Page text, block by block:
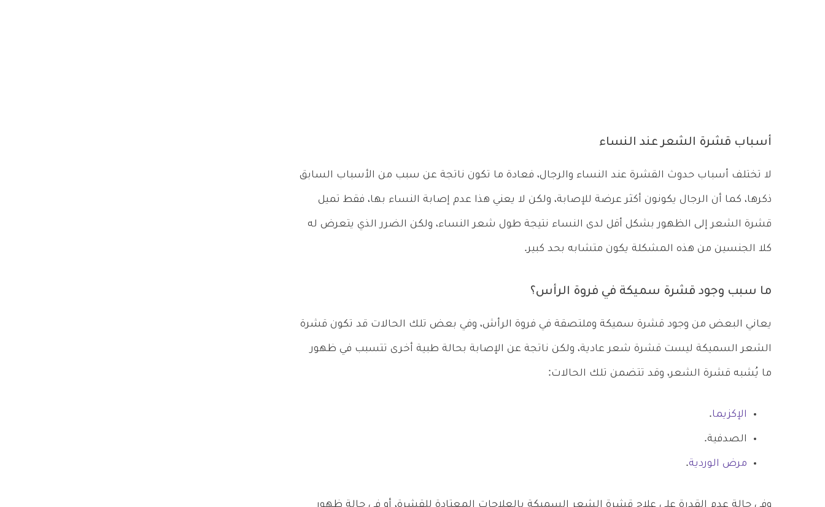
أسباب قشرة الشعر عند النساء
لا تختلف أسباب حدوث القشرة عند النساء والرجال، فعادة ما تكون ناتجة عن سبب من الأسباب السابق
ذكرها، كما أن الرجال يكونون أكثر عرضة للإصابة، ولكن لا يعني هذا عدم إصابة النساء بها، فقط تميل
قشرة الشعر إلى الظهور بشكل أقل لدى النساء نتيجة طول شعر النساء، ولكن الضرر الذي يتعرض له
كلا الجنسين من هذه المشكلة يكون متشابه بحد كبير.
ما سبب وجود قشرة سميكة في فروة الرأس؟
يعاني البعض من وجود قشرة سميكة وملتصقة في فروة الرأش، وفي بعض تلك الحالات قد تكون قشرة
الشعر السميكة ليست قشرة شعر عادية، ولكن ناتجة عن الإصابة بحالة طبية أخرى تتسبب في ظهور
ما يُشبه قشرة الشعر، وقد تتضمن تلك الحالات:
الإكزيما.
الصدفية.
مرض الوردية.